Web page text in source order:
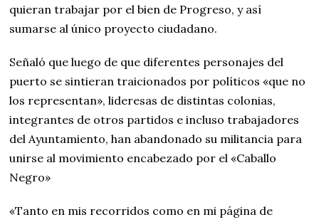
quieran trabajar por el bien de Progreso, y así
sumarse al único proyecto ciudadano.
Señaló que luego de que diferentes personajes del
puerto se sintieran traicionados por políticos «que no
los representan», lideresas de distintas colonias,
integrantes de otros partidos e incluso trabajadores
del Ayuntamiento, han abandonado su militancia para
unirse al movimiento encabezado por el «Caballo
Negro»
«Tanto en mis recorridos como en mi página de